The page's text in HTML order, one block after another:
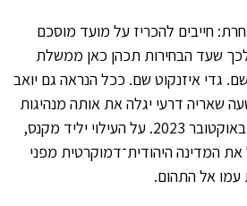
חייבים להכריז על מועד מוסכם
לכך שעד הבחירות תכהן כאן ממשלת
גדי איזנקוט שם. ככל הנראה גם יואב
שאריה דרעי יגלה את אותה מנהיגות
שהוא גילה בינואר 1991 ובאוקטובר 2023. על העילוי יליד מקנס,
את המדינה היהודית־דמוקרטית מפני
אל התהום.